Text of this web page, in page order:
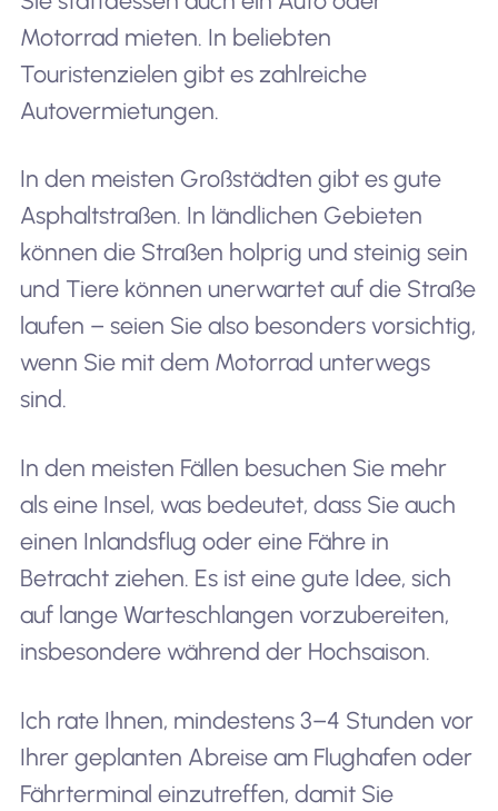
Motorrad mieten. In beliebten
Touristenzielen gibt es zahlreiche
Autovermietungen.
In den meisten Großstädten gibt es gute
Asphaltstraßen. In ländlichen Gebieten
können die Straßen holprig und steinig sein
und Tiere können unerwartet auf die Straße
laufen – seien Sie also besonders vorsichtig,
wenn Sie mit dem Motorrad unterwegs
sind.
In den meisten Fällen besuchen Sie mehr
als eine Insel, was bedeutet, dass Sie auch
einen Inlandsflug oder eine Fähre in
Betracht ziehen. Es ist eine gute Idee, sich
auf lange Warteschlangen vorzubereiten,
insbesondere während der Hochsaison.
Ich rate Ihnen, mindestens 3–4 Stunden vor
Ihrer geplanten Abreise am Flughafen oder
Fährterminal einzutreffen, damit Sie